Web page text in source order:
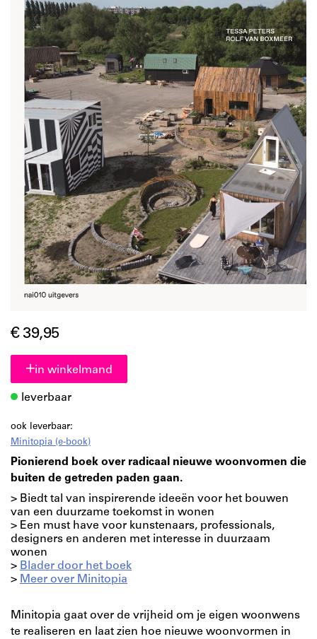
€ 39,95
in winkelmand
leverbaar
ook leverbaar:
Minitopia (e-book)
Pionierend boek over radicaal nieuwe woonvormen die
buiten de getreden paden gaan.
> Biedt tal van inspirerende ideeën voor het bouwen
van een duurzame toekomst in wonen
> Een must have voor kunstenaars, professionals,
designers en anderen met interesse in duurzaam
wonen
> Blader door het boek
> Meer over Minitopia
Minitopia gaat over de vrijheid om je eigen woonwens
te realiseren en laat zien hoe nieuwe woonvormen in